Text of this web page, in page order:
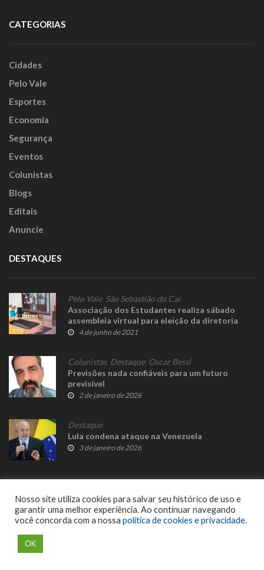
CATEGORIAS
Cidades
Pelo Vale
Esportes
Economia
Segurança
Eventos
Colunistas
Blogs
Editais
Anuncie
DESTAQUES
Pelo Vale, São Sebastião do Caí
Associação dos Estudantes realiza sábado
assembleia virtual para eleição da diretoria
4 de junho de 2021
Colunistas, Destaque, Oscar Bessi
Previsões nada confiáveis para um futuro
previsível
2 de janeiro de 2026
Destaque
Lula condena ataque na Venezuela
3 de janeiro de 2026
© 2023 Fato Novo - Todos os direitos reservados. Desenvolvido por
Nosso site utiliza cookies para salvar seu histórico de uso e
garantir uma melhor experiência. Ao continuar navegando
você concorda com a nossa política de cookies e privacidade.
OK